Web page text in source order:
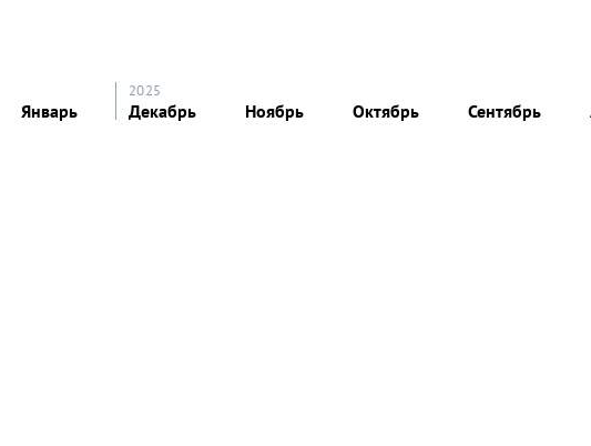
Январь
2025
Декабрь Ноябрь Октябрь Сентябрь